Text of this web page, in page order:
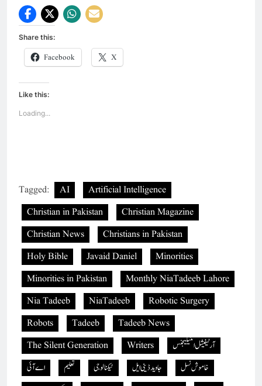
Share this:
Facebook X
Like this:
Loading...
Tagged: AI
Artificial Intelligence
Christian in Pakistan
Christian Magazine
Christian News
Christians in Pakistan
Holy Bible
Javaid Daniel
Minorities
Minorities in Pakistan
Monthly NiaTadeeb Lahore
Nia Tadeeb
NiaTadeeb
Robotic Surgery
Robots
Tadeeb
Tadeeb News
The Silent Generation
Writers
آرٹیفیشل انٹیلیجنس
اے آئی
تعلیم ٹیکنالوجی جاوید ڈینی ایل
خاموش نسل